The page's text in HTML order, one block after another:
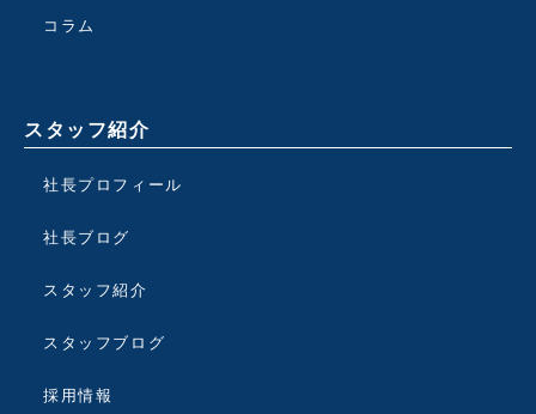
コラム
スタッフ紹介
社長プロフィール
社長ブログ
スタッフ紹介
スタッフブログ
採用情報